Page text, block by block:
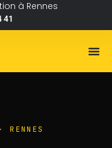
à Rennes
41
RENNES